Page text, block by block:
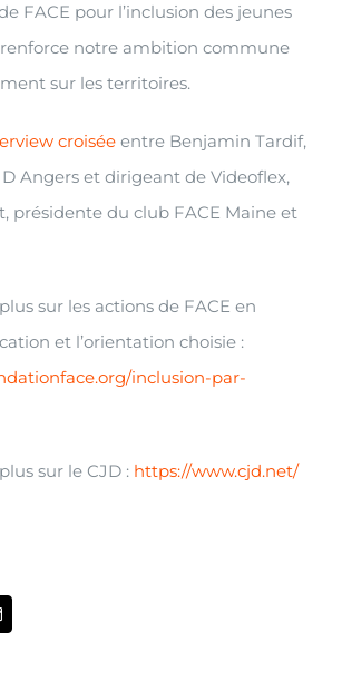
FACE pour l’inclusion des jeunes
notre ambition commune
sur les territoires.
croisée entre Benjamin Tardif,
Angers et dirigeant de Videoflex,
présidente du club FACE Maine et
sur les actions de FACE en
et l’orientation choisie :
inclusion-par-
sur le CJD : https://www.cjd.net/
Email